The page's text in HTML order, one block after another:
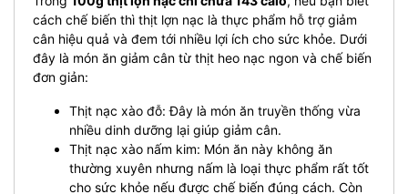
cách chế biến thì thịt lợn nạc là thực phẩm hỗ trợ giảm
cân hiệu quả và đem tới nhiều lợi ích cho sức khỏe. Dưới
đây là món ăn giảm cân từ thịt heo nạc ngon và chế biến
đơn giản:
Thịt nạc xào đỗ: Đây là món ăn truyền thống vừa
nhiều dinh dưỡng lại giúp giảm cân.
Thịt nạc xào nấm kim: Món ăn này không ăn
thường xuyên nhưng nấm là loại thực phẩm rất tốt
cho sức khỏe nếu được chế biến đúng cách. Còn